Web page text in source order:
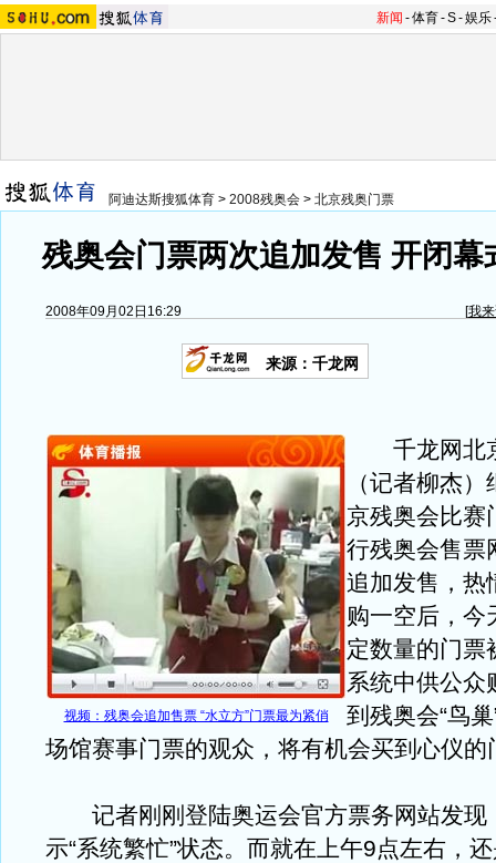
新闻 -体育-S-娱乐
阿迪达斯搜狐体育 > 2008残奥会 > 北京残奥门票
残奥会门票两次追加发售 开闭幕
2008年09月02日16:29 [我
来源：千龙网
视频：残奥会追加售票 “水立方”门票最为紧俏
千龙网北
（记者柳杰
京残奥会比赛
行残奥会售票
追加发售，热
购一空后，今
定数量的门票
系统中供公众
到残奥会“鸟
场馆赛事门票的观众，将有机会买到心仪的
记者刚刚登陆奥运会官方票务网站发现
示“系统繁忙”状态。而就在上午9点左右，